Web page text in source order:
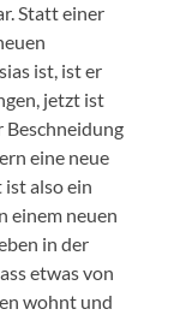
Statt einer
ist, ist er
jetzt ist
Beschneidung
eine neue
ist also ein
einem neuen
in der
etwas von
wohnt und